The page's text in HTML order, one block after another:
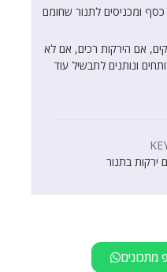
כסף ומכניסים לתנור שחומם
אם הירקות רכים, אם לא
ונותנים לתבשיל עוד
ירקות בתנור
מתכונים